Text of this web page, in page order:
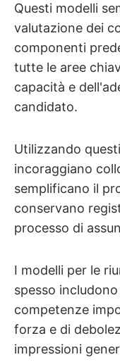
Questi modelli
valutazione dei
componenti
tutte le aree
capacità e
candidato.
Utilizzando questi
incoraggiano
semplificano il
conservano
processo di
I modelli per le
spesso
competenze
forza e di
impressioni